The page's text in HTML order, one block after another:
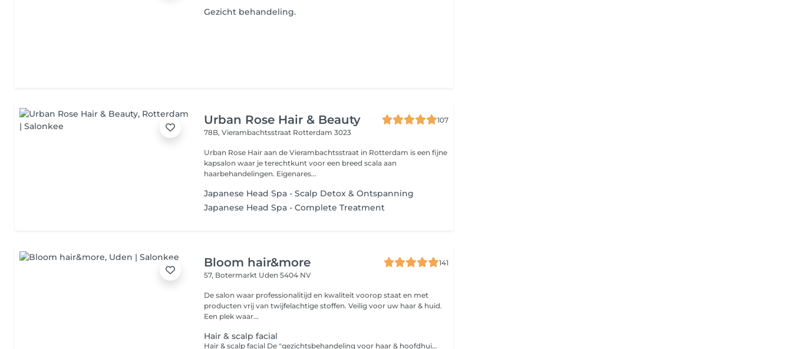
Gezicht behandeling.
Urban Rose Hair & Beauty
107
78B, Vierambachtsstraat Rotterdam 3023
Urban Rose Hair aan de Vierambachtsstraat in Rotterdam is een fijne
kapsalon waar je terechtkunt voor een breed scala aan
haarbehandelingen. Eigenares...
Japanese Head Spa - Scalp Detox & Ontspanning
Japanese Head Spa - Complete Treatment
Bloom hair&more
141
57, Botermarkt Uden 5404 NV
De salon waar professionalitijd en kwaliteit voorop staat en met
producten vrij van twijfelachtige stoffen. Veilig voor uw haar & huid.
Een plek waar...
Hair & scalp facial
Hair & scalp facial De "gezichtsbehandeling voor haar & hoofdhuid" Net als een traditionele gezichtsbehandeling omvat deze service een grondige reiniging, exfoliatie en hydratatie van de hoofdhuid om overtollige oliën, dode huidcellen en productopbouw te verwijderen. Samen met een rustgevende massage om de bloedcirculatie te verbeteren voor een optimale productopname en ontspanning. De voordelen van een High-End hair & scalp behandeling; Een luxe hoofdhuid behandeling is niet alleen over verwennerij. Het is een slimme zet voor de gezondheid van je haar en hoofdhuid. Deze verouderd namelijk 6x sneller dan de huid van je gezicht. Regelmatige behandelingen kunnen een merkbaar verschil maken, vooral als u te maken heeft met opbouw van polution, droogheid, overmatig talgproductie, Psoriasis, roos, overgevoeligheid, haarpijn Eczeem en andere hoofdhuidproblemen. Reserveer hier je ontspanningsmoment voor een betere haargroei & gezonde hoofdhuid. Inclusief het drogen van het haar. Uw haar volledig in model laten föhnen? Kies naast deze behandeling de optie stylen en kies voor föhnen en de lengte van uw haar.